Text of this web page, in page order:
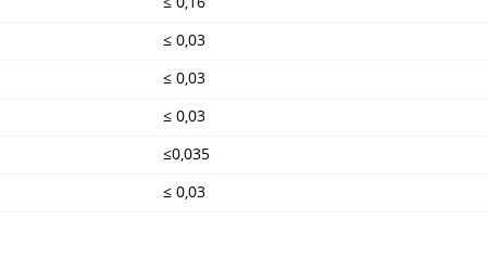
≤ 0,03
≤ 0,03
≤ 0,03
≤0,035
≤ 0,03